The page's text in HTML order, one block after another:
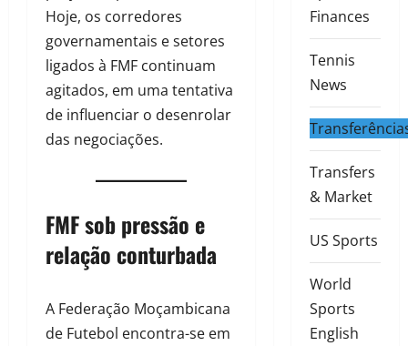
Hoje, os corredores
governamentais e setores
ligados à FMF continuam
agitados, em uma tentativa
de influenciar o desenrolar
das negociações.
FMF sob pressão e
relação conturbada
A Federação Moçambicana
de Futebol encontra-se em
Finances
Tennis
News
Transfers
& Market
US Sports
World
Sports
English